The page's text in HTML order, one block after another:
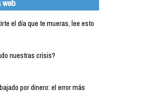
web
el día que te mueras, lee esto
nuestras crisis?
por dinero: el error más